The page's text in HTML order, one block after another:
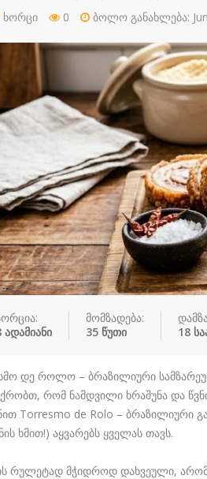
ხორცი 0 ბოლო განახლება:
ადამიანი
მომზადება:
35 წუთი
18
დე როლო – ბრაზილიური
რომ ნამდვილი ხრაშუნა და
Torresmo de Rolo – ბრაზილიური
ხმით!) აყვარებს ყველას თავს.
რულეტად მჭიდროდ დახვეული,